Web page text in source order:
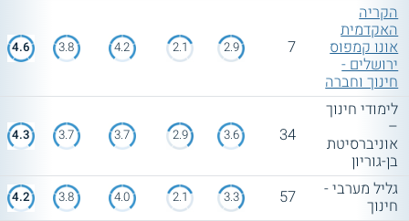
הקריה
האקדמית
אונו קמפוס
ירושלים -
חינוך וחברה
7
2.9
2.1
4.2
3.8
4.6
לימודי חינוך
–
אוניברסיטת
בן-גוריון
34
3.6
2.9
3.7
3.7
4.3
גליל מערבי -
חינוך 57
3.3
2.1
4.0
3.8
4.2